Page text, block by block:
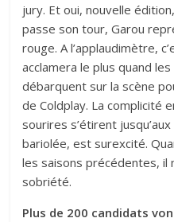
jury. Et oui, nouvelle
passe son tour, Garou
rouge. A l’applaudimètre,
acclamera le plus quand
débarquent sur la scène
de Coldplay. La complicité
sourires s’étirent
bariolée, est surexcité.
les saisons précédentes, il
sobriété.
Plus de 200 candidats